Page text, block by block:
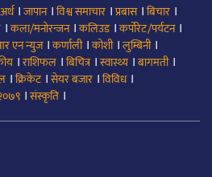
अर्थ।जापान।विश्व समाचार ।प्रबास।बिचार ।
।कला/मनोरन्जन।कलिउड।कर्पोरेट/पर्यटन।
एन न्युज।कर्णाली।कोशी।लुम्बिनी।
।राशिफल ।बिचित्र।स्वास्थ्य ।बागमती।
।क्रिकेट।सेयर बजार ।विविध।
।संस्कृति ।